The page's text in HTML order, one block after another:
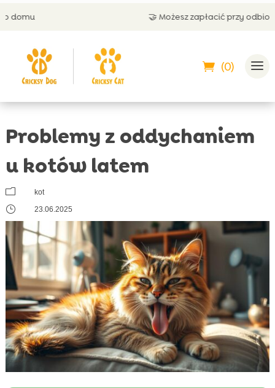
🤝 Możesz zapłacić przy odbiorze
(0)
Problemy z oddychaniem
u kotów latem
m kot
} 23.06.2025